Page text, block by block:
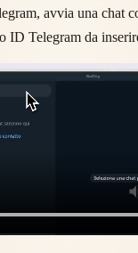
avvia una chat
ID Telegram da